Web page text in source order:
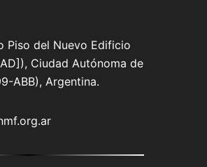
Piso del Nuevo Edificio
Ciudad Autónoma de
ABB), Argentina.